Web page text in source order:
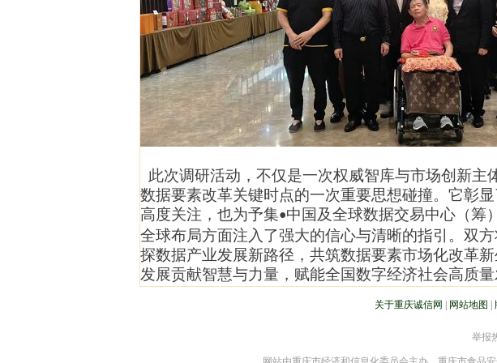
此次调研活动，不仅是一次权威智库与市场创新主
数据要素改革关键时点的一次重要思想碰撞。它彰
高度关注，也为予集•中国及全球数据交易中心 （筹）
全球布局方面注入了强大的信心与清晰的指引。 双
探数据产业发展新路径，共筑数据要素市场化改革
发展贡献智慧与力量 ， 赋能全国数字经济社会高质
关于重庆诚信网 网站地图
举报